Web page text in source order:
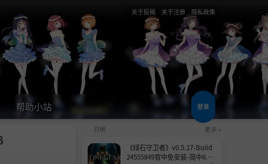
关于投稿 关于注册 隐私政策
帮助小站 登录
日榜 更多 »
《绿石守卫者》v0.5.17-Build
24555849官中免安装-简中6.6